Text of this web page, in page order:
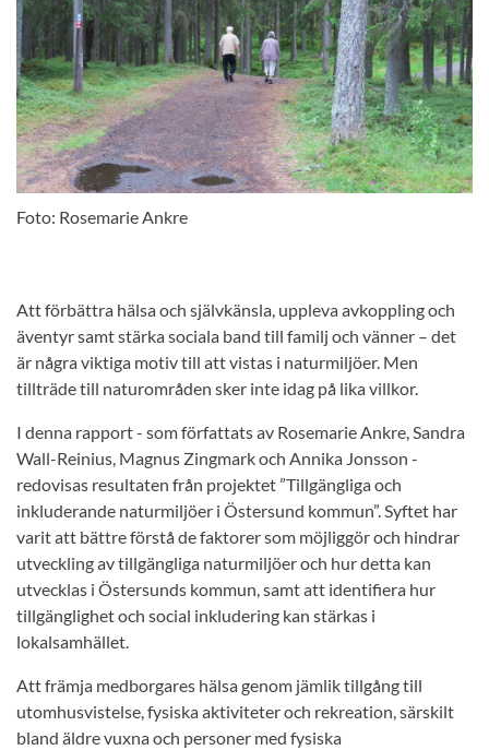
Foto: Rosemarie Ankre
Att förbättra hälsa och självkänsla, uppleva avkoppling och
äventyr samt stärka sociala band till familj och vänner – det
är några viktiga motiv till att vistas i naturmiljöer. Men
tillträde till naturområden sker inte idag på lika villkor.
I denna rapport - som författats av Rosemarie Ankre, Sandra
Wall-Reinius, Magnus Zingmark och Annika Jonsson -
redovisas resultaten från projektet ”Tillgängliga och
inkluderande naturmiljöer i Östersund kommun”. Syftet har
varit att bättre förstå de faktorer som möjliggör och hindrar
utveckling av tillgängliga naturmiljöer och hur detta kan
utvecklas i Östersunds kommun, samt att identifiera hur
tillgänglighet och social inkludering kan stärkas i
lokalsamhället.
Att främja medborgares hälsa genom jämlik tillgång till
utomhusvistelse, fysiska aktiviteter och rekreation, särskilt
bland äldre vuxna och personer med fysiska